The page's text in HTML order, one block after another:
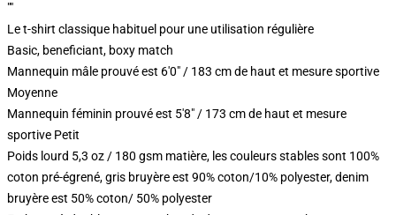
""
Le t-shirt classique habituel pour une utilisation régulière
Basic, beneficiant, boxy match
Mannequin mâle prouvé est 6'0" / 183 cm de haut et mesure sportive
Moyenne
Mannequin féminin prouvé est 5'8" / 173 cm de haut et mesure
sportive Petit
Poids lourd 5,3 oz / 180 gsm matière, les couleurs stables sont 100%
coton pré-égrené, gris bruyère est 90% coton/10% polyester, denim
bruyère est 50% coton/ 50% polyester